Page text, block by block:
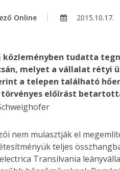
Online 2015.10.17.
közleményben tudatta
melyet a vállalat rétyi
a telepen található
törvényes előírást
nem mulasztják el
teljes
Transilvania